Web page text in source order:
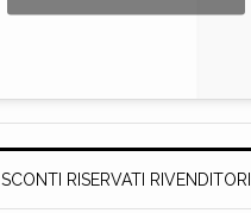
SCONTI RISERVATI RIVENDITORI